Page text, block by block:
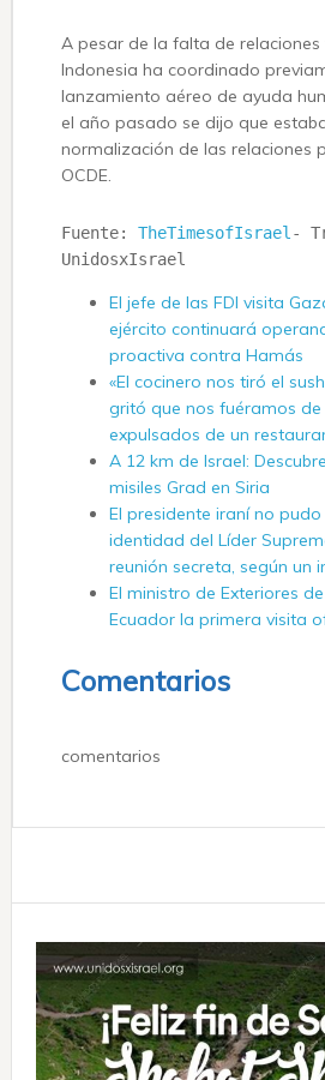
A pesar de la falta de relaciones
Indonesia ha coordinado
lanzamiento aéreo de ayuda
el año pasado se dijo que
normalización de las relaciones
OCDE.
Fuente: TheTimesofIsrael -
UnidosxIsrael
El jefe de las FDI visita
ejército continuará
proactiva contra Hamás
«El cocinero nos tiró el
gritó que nos fuéramos de
expulsados ​​de un
A 12 km de Israel:
misiles Grad en Siria
El presidente iraní no
identidad del Líder
reunión secreta, según un
El ministro de Exteriores
Ecuador la primera visita
Comentarios
comentarios